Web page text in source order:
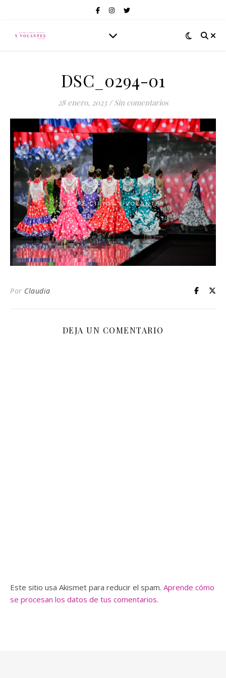
DSC_0294-01
28 enero, 2023 / Sin comentarios
Por Claudia
DEJA UN COMENTARIO
Este sitio usa Akismet para reducir el spam. Aprende cómo
se procesan los datos de tus comentarios.